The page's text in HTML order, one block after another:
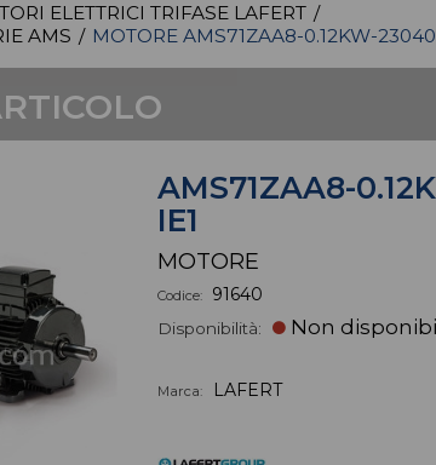
ELETTRICI TRIFASE LAFERT /
AMS / MOTORE AMS71ZAA8-0.12KW-
AMS71ZAA8-
IE1
MOTORE
Codice: 91640
Disponibilità: Non
Marca: LAFERT